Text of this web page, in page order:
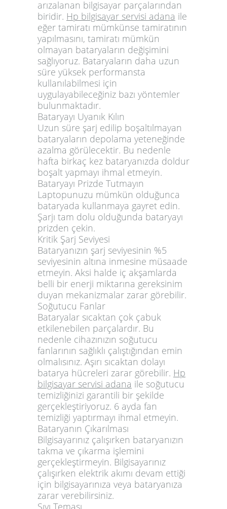
arızalanan bilgisayar parçalarından
biridir. Hp bilgisayar servisi adana ile
eğer tamiratı mümkünse tamiratının
yapılmasını, tamiratı mümkün
olmayan bataryaların değişimini
sağlıyoruz. Bataryaların daha uzun
süre yüksek performansta
kullanılabilmesi için
uygulayabileceğiniz bazı yöntemler
bulunmaktadır.
Bataryayı Uyanık Kılın
Uzun süre şarj edilip boşaltılmayan
bataryaların depolama yeteneğinde
azalma görülecektir. Bu nedenle
hafta birkaç kez bataryanızda doldur
boşalt yapmayı ihmal etmeyin.
Bataryayı Prizde Tutmayın
Laptopunuzu mümkün olduğunca
bataryada kullanmaya gayret edin.
Şarjı tam dolu olduğunda bataryayı
prizden çekin.
Kritik Şarj Seviyesi
Bataryanızın şarj seviyesinin %5
seviyesinin altına inmesine müsaade
etmeyin. Aksi halde iç akşamlarda
belli bir enerji miktarına gereksinim
duyan mekanizmalar zarar görebilir.
Soğutucu Fanlar
Bataryalar sıcaktan çok çabuk
etkilenebilen parçalardır. Bu
nedenle cihazınızın soğutucu
fanlarının sağlıklı çalıştığından emin
olmalısınız. Aşırı sıcaktan dolayı
batarya hücreleri zarar görebilir. Hp
bilgisayar servisi adana ile soğutucu
temizliğinizi garantili bir şekilde
gerçekleştiriyoruz. 6 ayda fan
temizliği yaptırmayı ihmal etmeyin.
Bataryanın Çıkarılması
Bilgisayarınız çalışırken bataryanızın
takma ve çıkarma işlemini
gerçekleştirmeyin. Bilgisayarınız
çalışırken elektrik akımı devam ettiği
için bilgisayarınıza veya bataryanıza
zarar verebilirsiniz.
Sıvı Teması